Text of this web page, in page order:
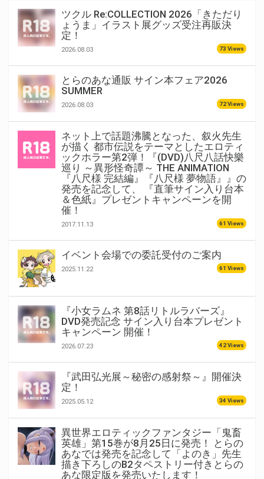
ツクル Re:COLLECTION 2026「きただり
ょうま」イラスト展グッズ受注再販決
定！
2026.08.03 73 Views
とらのあな通販 サイン本フェア2026
SUMMER
2026.08.03 72 Views
ネット上で話題沸騰となった、叙火先生
が描く 都市伝説をテーマとしたエロティ
ックホラー第2弾！『(DVD)八尺八話快樂
巡り ～異形怪奇譚～ THE ANIMATION
『八尺様 完結編』『八尺様 夢物語』』の
発売を記念して、 『直筆サイン入り台本
＆色紙』プレゼントキャンペーンを開
催！
2017.11.13 61 Views
イベント会場での委託受付のご案内
2025.11.22 61 Views
『小女ラムネ 第8話リトルラバーズ』
DVD発売記念 サイン入り台本プレゼント
キャンペーン 開催！
2026.07.23 42 Views
『武田弘光展～秘密の感射祭～』開催決
定！
2025.05.12 34 Views
異世界エロティックファンタジー「鬼畜
英雄」第15巻が8月25日に発売！ とらの
あなでは発売を記念して「よのき」先生
描き下ろしのB2タペストリー付きとらの
あな限定版を発売いたします！